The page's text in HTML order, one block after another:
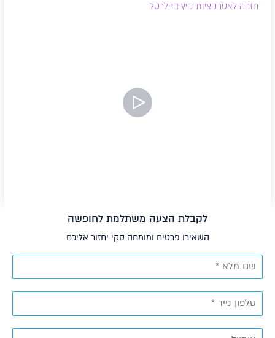
חזרה לאטרקציות קיץ בזילרטל
לקבלת הצעה משתלמת לחופשה
השאירו פרטים ומומחה סקי יחזור אליכם